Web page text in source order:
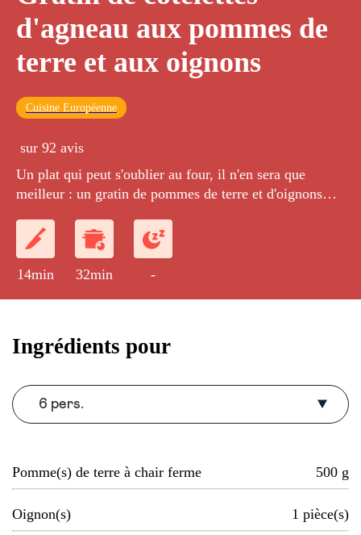
d'agneau aux pommes de
terre et aux oignons
Cuisine Européenne
sur 92 avis
Un plat qui peut s'oublier au four, il n'en sera que
meilleur : un gratin de pommes de terre et d'oignons
14min 32min -
Ingrédients pour
6 pers.
Pomme(s) de terre à chair ferme 500 g
Oignon(s) 1 pièce(s)